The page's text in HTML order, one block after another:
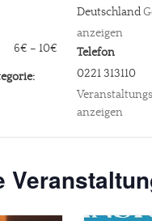
6€ – 10€
Deutschland
anzeigen
Telefon
0221 313110
anzeigen